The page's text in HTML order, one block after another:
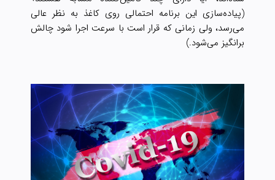
(پیاده‌سازی این برنامه احتمالی روی کاغذ به نظر عالی
می‌رسد، ولی زمانی که قرار است با سرعت اجرا شود چالش
برانگیز می‌شود.)